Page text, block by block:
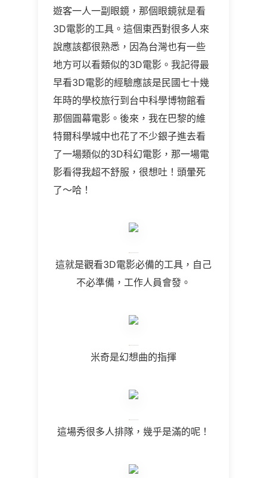
遊客一人一副眼鏡，那個眼鏡就是看
3D電影的工具。這個東西對很多人來
說應該都很熟悉，因為台灣也有一些
地方可以看類似的3D電影。我記得最
早看3D電影的經驗應該是民國七十幾
年時的學校旅行到台中科學博物館看
那個圓幕電影。後來，我在巴黎的維
特爾科學城中也花了不少銀子進去看
了一場類似的3D科幻電影，那一場電
影看得我超不舒服，很想吐！頭暈死
了～哈！
這就是觀看3D電影必備的工具，自己
不必準備，工作人員會發。
米奇是幻想曲的指揮
這場秀很多人排隊，幾乎是滿的呢！